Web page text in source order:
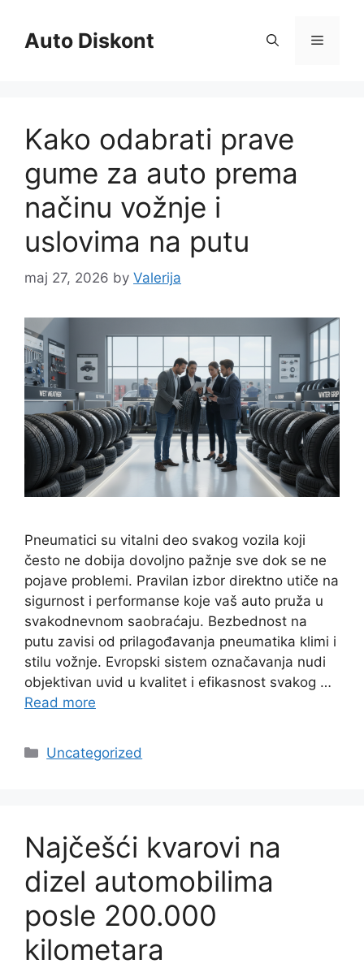
contentAuto Diskont Menu
Kako odabrati prave
gume za auto prema
načinu vožnje i
uslovima na putu
maj 27, 2026 by Valerija
Pneumatici su vitalni deo svakog vozila koji
često ne dobija dovoljno pažnje sve dok se ne
pojave problemi. Pravilan izbor direktno utiče na
sigurnost i performanse koje vaš auto pruža u
svakodnevnom saobraćaju. Bezbednost na
putu zavisi od prilagođavanja pneumatika klimi i
stilu vožnje. Evropski sistem označavanja nudi
objektivan uvid u kvalitet i efikasnost svakog …
Read more
Categories
Uncategorized
Najčešći kvarovi na
dizel automobilima
posle 200.000
kilometara